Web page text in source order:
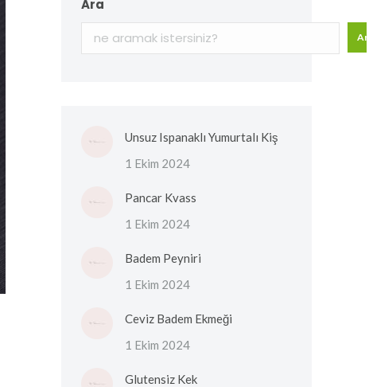
Ara
Unsuz Ispanaklı Yumurtalı Kiş
1 Ekim 2024
Pancar Kvass
1 Ekim 2024
Badem Peyniri
1 Ekim 2024
Ceviz Badem Ekmeği
1 Ekim 2024
Glutensiz Kek